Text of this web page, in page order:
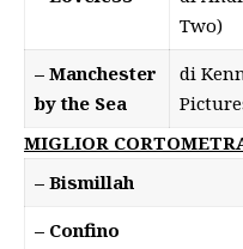
Two)
– Manchester
by the Sea
di
MIGLIOR
– Bismillah
– Confino